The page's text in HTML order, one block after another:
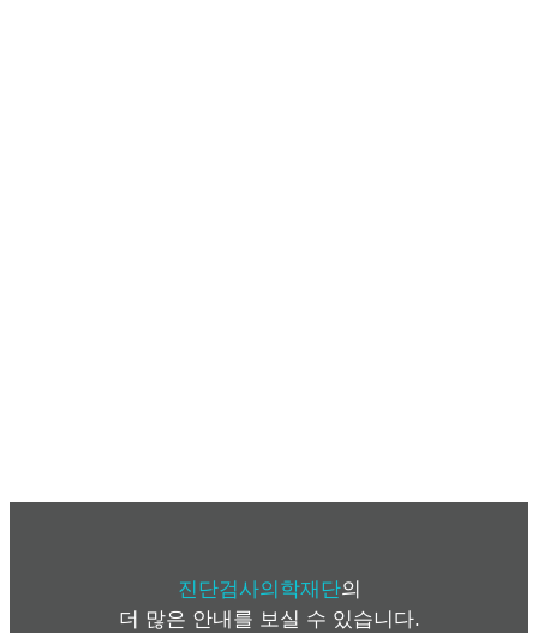
진단검사의학재단의
더 많은 안내를 보실 수 있습니다.